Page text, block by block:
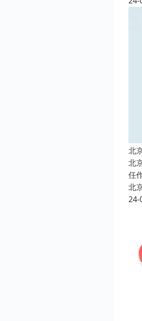
北
北
任
北
24-